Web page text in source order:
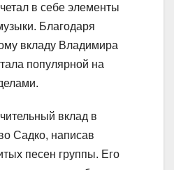
в себе элементы
Благодаря
вкладу Владимира
популярной на
вклад в
Садко, написав
песен группы. Его